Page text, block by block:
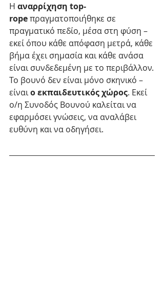
Η αναρρίχηση top-
rope πραγματοποιήθηκε σε
πραγματικό πεδίο, μέσα στη φύση –
εκεί όπου κάθε απόφαση μετρά, κάθε
βήμα έχει σημασία και κάθε ανάσα
είναι συνδεδεμένη με το περιβάλλον.
Το βουνό δεν είναι μόνο σκηνικό –
είναι ο εκπαιδευτικός χώρος. Εκεί
ο/η Συνοδός Βουνού καλείται να
εφαρμόσει γνώσεις, να αναλάβει
ευθύνη και να οδηγήσει.